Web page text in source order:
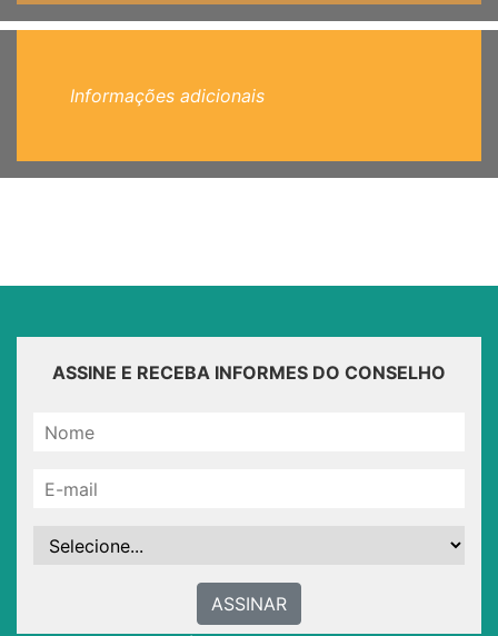
Informações adicionais
ASSINE E RECEBA INFORMES DO CONSELHO
ASSINAR